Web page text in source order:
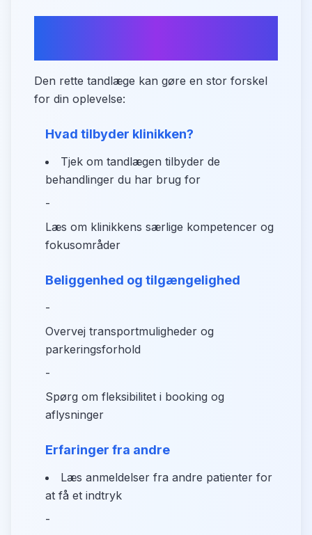
Den rette tandlæge kan gøre en stor forskel
for din oplevelse:
Hvad tilbyder klinikken?
Tjek om tandlægen tilbyder de
behandlinger du har brug for
-
Læs om klinikkens særlige kompetencer og
fokusområder
Beliggenhed og tilgængelighed
-
Overvej transportmuligheder og
parkeringsforhold
-
Spørg om fleksibilitet i booking og
aflysninger
Erfaringer fra andre
Læs anmeldelser fra andre patienter for
at få et indtryk
-